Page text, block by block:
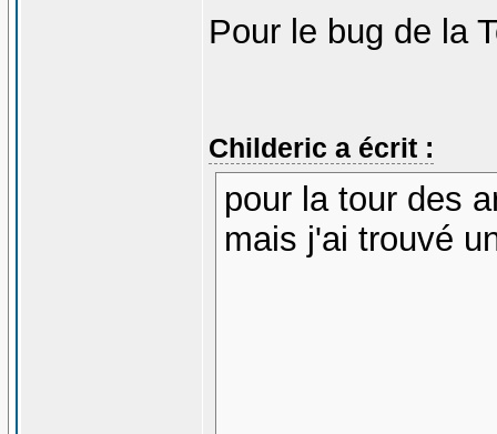
Pour le bug de la
Childeric a écrit :
pour la tour des
mais j'ai trouvé